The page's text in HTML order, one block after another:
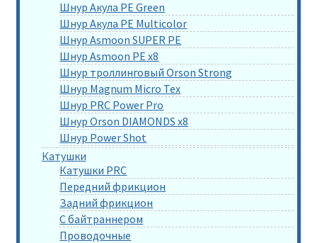
Шнур Акула PE Green
Шнур Акула PE Multicolor
Шнур Asmoon SUPER PE
Шнур Asmoon PE x8
Шнур троллинговый Orson Strong
Шнур Magnum Micro Tex
Шнур PRC Power Pro
Шнур Orson DIAMONDS x8
Шнур Power Shot
Катушки
Катушки PRC
Передний фрикцион
Задний фрикцион
С байтраннером
Проводочные